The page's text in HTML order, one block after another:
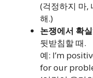
(걱정하지 마,
해.)
논쟁에서 확
뒷받침할 때.
예: I’m
for our